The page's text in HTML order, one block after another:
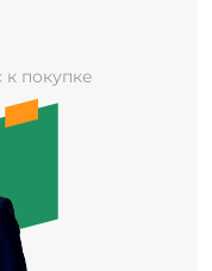
к покупке